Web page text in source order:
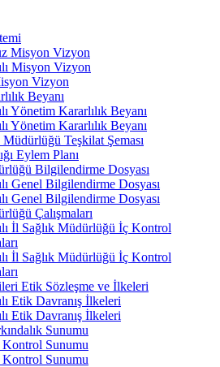
Misyon Vizyon
Misyon Vizyon
Vizyon
Beyanı
Yönetim Kararlılık Beyanı
Yönetim Kararlılık Beyanı
Teşkilat Şeması
Eylem Planı
Bilgilendirme Dosyası
Genel Bilgilendirme Dosyası
Genel Bilgilendirme Dosyası
Çalışmaları
İl Sağlık Müdürlüğü İç Kontrol
İl Sağlık Müdürlüğü İç Kontrol
Etik Sözleşme ve İlkeleri
Etik Davranış İlkeleri
Etik Davranış İlkeleri
Sunumu
Kontrol Sunumu
Kontrol Sunumu